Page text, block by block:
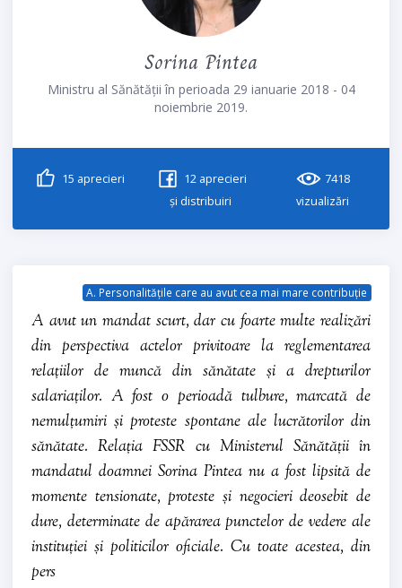
Sorina Pintea
Ministru al Sănătății în perioada 29 ianuarie 2018 - 04
noiembrie 2019.
15 aprecieri 12aprecieri
și distribuiri
7418
vizualizări
A. Personalitățile care au avut cea mai mare contribuție
A avut un mandat scurt, dar cu foarte multe realizări
din perspectiva actelor privitoare la reglementarea
relațiilor de muncă din sănătate și a drepturilor
salariaților. A fost o perioadă tulbure, marcată de
nemulțumiri și proteste spontane ale lucrătorilor din
sănătate. Relația FSSR cu Ministerul Sănătății în
mandatul doamnei Sorina Pintea nu a fost lipsită de
momente tensionate, proteste și negocieri deosebit de
dure, determinate de apărarea punctelor de vedere ale
instituției și politicilor oficiale. Cu toate acestea, din
pers